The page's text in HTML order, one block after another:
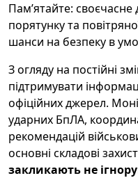
Пам’ятайте:
порятунку та
шанси на безпеку в
З огляду на постійні
підтримувати
офіційних джерел.
ударних БпЛА,
рекомендацій
основні складові
закликають не